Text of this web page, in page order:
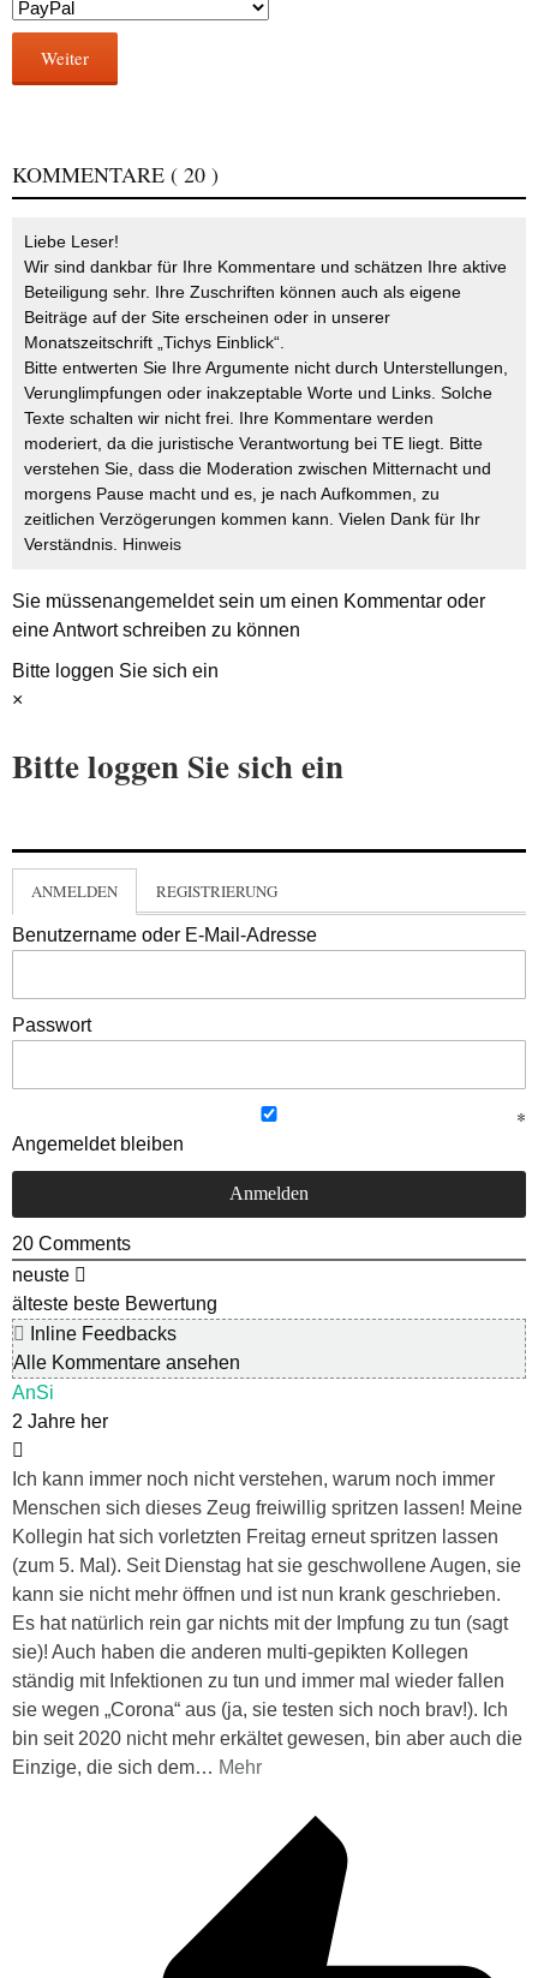
Weiter
KOMMENTARE ( 20 )
Liebe Leser!
Wir sind dankbar für Ihre Kommentare und schätzen Ihre aktive
Beteiligung sehr. Ihre Zuschriften können auch als eigene
Beiträge auf der Site erscheinen oder in unserer
Monatszeitschrift „Tichys Einblick“.
Bitte entwerten Sie Ihre Argumente nicht durch Unterstellungen,
Verunglimpfungen oder inakzeptable Worte und Links. Solche
Texte schalten wir nicht frei. Ihre Kommentare werden
moderiert, da die juristische Verantwortung bei TE liegt. Bitte
verstehen Sie, dass die Moderation zwischen Mitternacht und
morgens Pause macht und es, je nach Aufkommen, zu
zeitlichen Verzögerungen kommen kann. Vielen Dank für Ihr
Verständnis. Hinweis
Sie müssenangemeldetsein um einen Kommentar oder
eine Antwort schreiben zu können
Bitte loggen Sie sich ein
×
Bitte loggen Sie sich ein
ANMELDEN REGISTRIERUNG
Benutzername oder E-Mail-Adresse
Passwort
Angemeldet bleiben
20 Comments
neuste
älteste beste Bewertung
Inline Feedbacks
Alle Kommentare ansehen
AnSi
2 Jahre her
Ich kann immer noch nicht verstehen, warum noch immer
Menschen sich dieses Zeug freiwillig spritzen lassen! Meine
Kollegin hat sich vorletzten Freitag erneut spritzen lassen
(zum 5. Mal). Seit Dienstag hat sie geschwollene Augen, sie
kann sie nicht mehr öffnen und ist nun krank geschrieben.
Es hat natürlich rein gar nichts mit der Impfung zu tun (sagt
sie)! Auch haben die anderen multi-gepikten Kollegen
ständig mit Infektionen zu tun und immer mal wieder fallen
sie wegen „Corona“ aus (ja, sie testen sich noch brav!). Ich
bin seit 2020 nicht mehr erkältet gewesen, bin aber auch die
Einzige, die sich dem… Mehr